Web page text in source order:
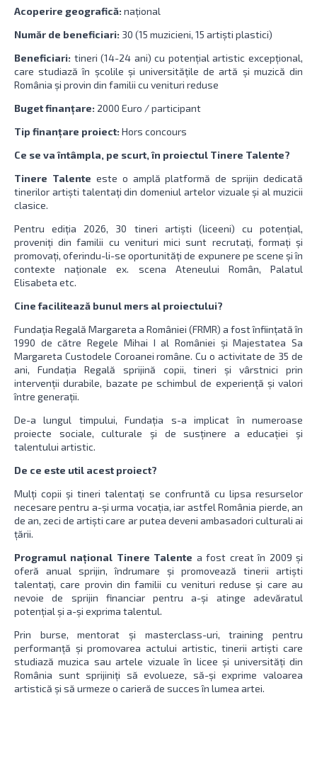
Acoperire geografică: național
Număr de beneficiari: 30 (15 muzicieni, 15 artiști plastici)
Beneficiari: tineri (14-24 ani) cu potențial artistic excepțional,
care studiază în școlile și universitățile de artă și muzică din
România și provin din familii cu venituri reduse
Buget finanțare: 2000 Euro / participant
Tip finanțare proiect: Hors concours
Ce se va întâmpla, pe scurt, în proiectul Tinere Talente?
Tinere Talente este o amplă platformă de sprijin dedicată
tinerilor artiști talentați din domeniul artelor vizuale și al muzicii
clasice.
Pentru ediția 2026, 30 tineri artiști (liceeni) cu potențial,
proveniți din familii cu venituri mici sunt recrutați, formați și
promovați, oferindu-li-se oportunități de expunere pe scene și în
contexte naționale ex. scena Ateneului Român, Palatul
Elisabeta etc.
Cine facilitează bunul mers al proiectului?
Fundația Regală Margareta a României (FRMR) a fost înființată în
1990 de către Regele Mihai I al României și Majestatea Sa
Margareta Custodele Coroanei române. Cu o activitate de 35 de
ani, Fundația Regală sprijină copii, tineri și vârstnici prin
intervenții durabile, bazate pe schimbul de experiență și valori
între generații.
De-a lungul timpului, Fundația s-a implicat în numeroase
proiecte sociale, culturale şi de susținere a educației şi
talentului artistic.
De ce este util acest proiect?
Mulți copii și tineri talentați se confruntă cu lipsa resurselor
necesare pentru a-și urma vocația, iar astfel România pierde, an
de an, zeci de artiști care ar putea deveni ambasadori culturali ai
țării.
Programul național Tinere Talente a fost creat în 2009 și
oferă anual sprijin, îndrumare și promovează tinerii artiști
talentați, care provin din familii cu venituri reduse și care au
nevoie de sprijin financiar pentru a-și atinge adevăratul
potențial și a-și exprima talentul.
Prin burse, mentorat și masterclass-uri, training pentru
performanță și promovarea actului artistic, tinerii artiști care
studiază muzica sau artele vizuale în licee și universități din
România sunt sprijiniți să evolueze, să-și exprime valoarea
artistică și să urmeze o carieră de succes în lumea artei.